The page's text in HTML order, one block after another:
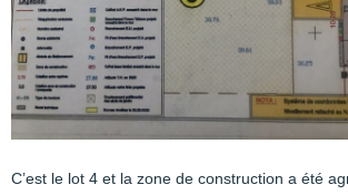
C’est le lot 4 et la zone de construction a été